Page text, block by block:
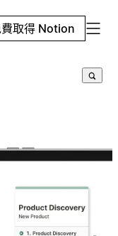
費取得 Notion